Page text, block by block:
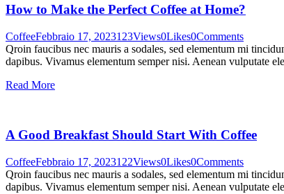
How to Make the Perfect Coffee at Home?
CoffeeFebbraio 17, 2023123Views0Likes0Comments
Qroin faucibus nec mauris a sodales, sed elementum mi
dapibus. Vivamus elementum semper nisi. Aenean vulputate
Read More
A Good Breakfast Should Start With Coffee
CoffeeFebbraio 17, 2023122Views0Likes0Comments
Qroin faucibus nec mauris a sodales, sed elementum mi
dapibus. Vivamus elementum semper nisi. Aenean vulputate